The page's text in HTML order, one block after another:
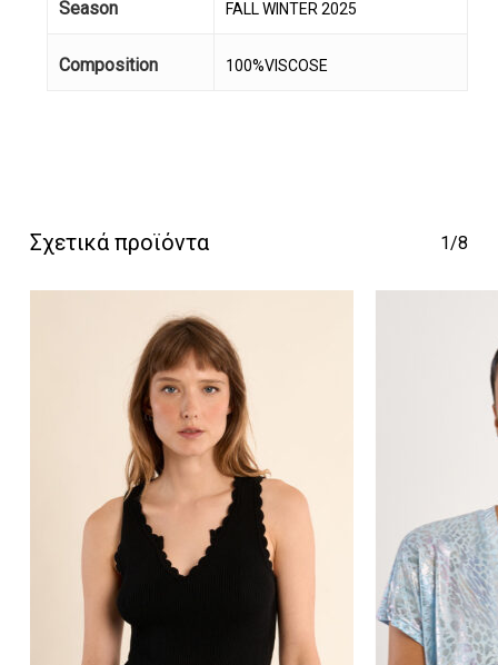
Season FALL WINTER 2025
Composition 100%VISCOSE
Σχετικά προϊόντα 1/8